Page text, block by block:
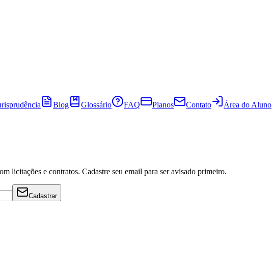
Blog Glossário FAQ Planos Contato Área do Aluno
licitações e contratos. Cadastre seu email para ser avisado primeiro.
Cadastrar